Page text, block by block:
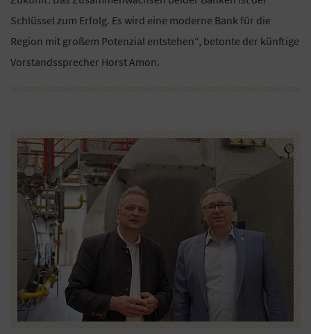
Schlüssel zum Erfolg. Es wird eine moderne Bank für die
Region mit großem Potenzial entstehen“, betonte der künftige
Vorstandssprecher Horst Amon.